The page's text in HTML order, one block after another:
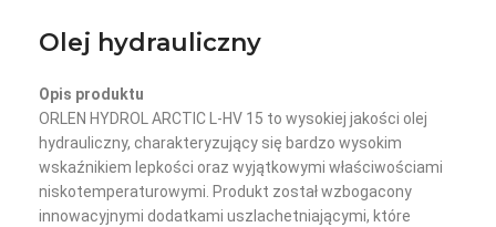
Olej hydrauliczny
Opis produktu
ORLEN HYDROL ARCTIC L-HV 15 to wysokiej jakości olej
hydrauliczny, charakteryzujący się bardzo wysokim
wskaźnikiem lepkości oraz wyjątkowymi właściwościami
niskotemperaturowymi. Produkt został wzbogacony
innowacyjnymi dodatkami uszlachetniającymi, które